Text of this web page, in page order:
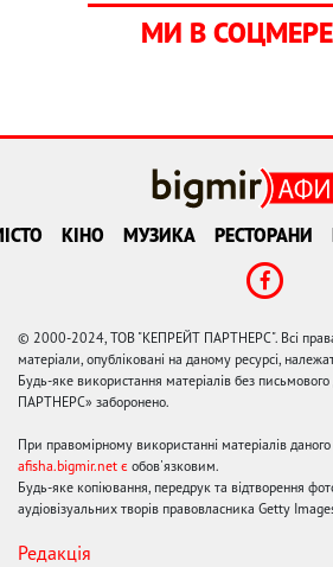
МИ В
КІНО МУЗИКА РЕСТОРАНИ
© 2000-2024, ТОВ "КЕПРЕЙТ ПАРТНЕРС". Всі права
матеріали, опубліковані на даному ресурсі,
Будь-яке використання матеріалів без
ПАРТНЕРС» заборонено.
При правомірному використанні матеріалів
afisha.bigmir.net є обов'язковим.
Будь-яке копіювання, передрук та відтворення
аудіовізуальних творів правовласника Getty
Редакція